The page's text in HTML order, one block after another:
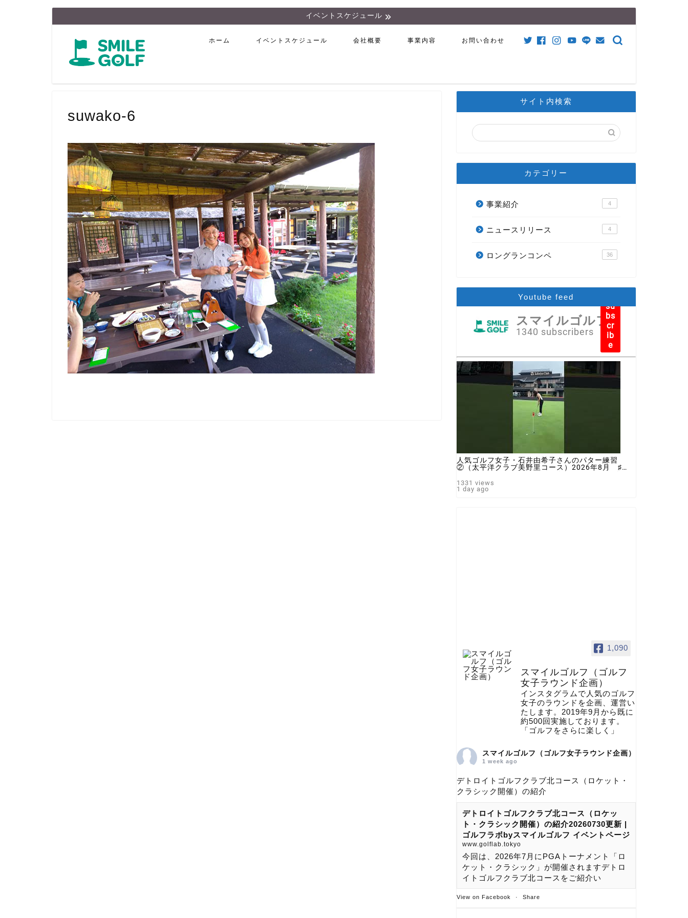
イベントスケジュール
ホーム イベントスケジュール 会社概要 事業内容 お問い合わせ
suwako-6
サイト内検索
カテゴリー
事業紹介 4
ニュースリリース 4
ロングランコンペ 36
Youtube feed
スマイルゴルフ
1340 subscribers
su
bs
cr
ib
e
人気ゴルフ女子・石井由希子さんのパター練習
②（太平洋クラブ美野里コース）2026年8月 ♯ゴ
画 ♯スマイルゴルフ
1331 views
1 day ago
1,090
スマイルゴルフ（ゴルフ
女子ラウンド企画）
インスタグラムで人気のゴルフ
女子のラウンドを企画、運営い
たします。2019年9月から既に
約500回実施しております。
「ゴルフをさらに楽しく」
スマイルゴルフ（ゴルフ女子ラウンド企画）
1 week ago
デトロイトゴルフクラブ北コース（ロケット・
クラシック開催）の紹介
デトロイトゴルフクラブ北コース（ロケッ
ト・クラシック開催）の紹介20260730更新 |
ゴルフラボbyスマイルゴルフ イベントページ
www.golflab.tokyo
今回は、2026年7月にPGAトーナメント「ロ
ケット・クラシック」が開催されますデトロ
イトゴルフクラブ北コースをご紹介い
View on Facebook · Share